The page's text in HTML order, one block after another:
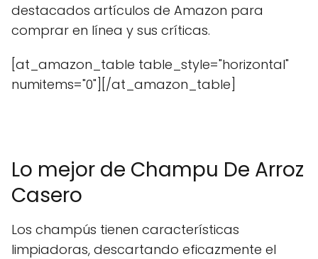
destacados artículos de Amazon para
comprar en línea y sus críticas.
[at_amazon_table table_style="horizontal"
numitems="0"][/at_amazon_table]
Lo mejor de Champu De Arroz
Casero
Los champús tienen características
limpiadoras, descartando eficazmente el